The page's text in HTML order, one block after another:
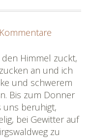
zu
Luftlinien,
und
einem
kleinen
Happy
End
Himmel zuckt,
an und ich
und schwerem
Bis zum Donner
uns beruhigt,
bei Gewitter auf
zu